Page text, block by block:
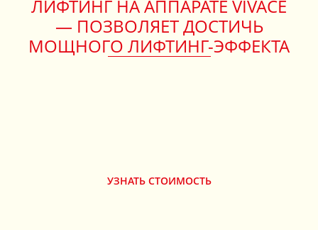
ЛИФТИНГ НА АППАРАТЕ VIVACE
— ПОЗВОЛЯЕТ ДОСТИЧЬ
МОЩНОГО ЛИФТИНГ-ЭФФЕКТА
УЗНАТЬ СТОИМОСТЬ